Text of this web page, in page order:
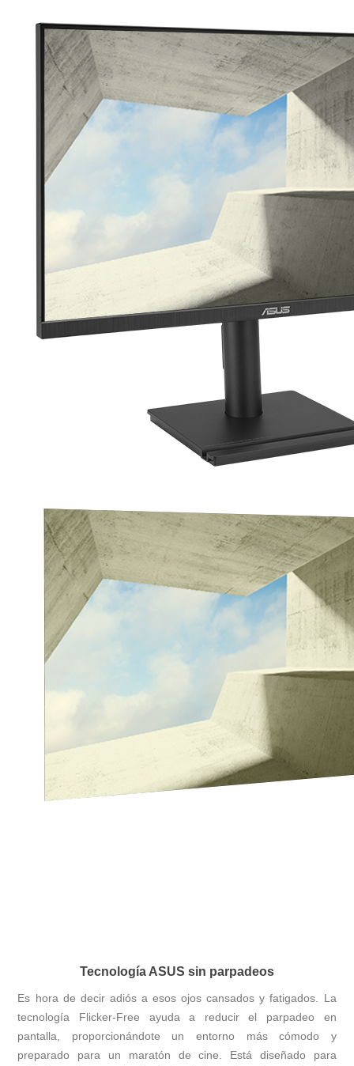
Tecnología ASUS sin parpadeos
Es hora de decir adiós a esos ojos cansados y fatigados. La
tecnología Flicker-Free ayuda a reducir el parpadeo en
pantalla, proporcionándote un entorno más cómodo y
preparado para un maratón de cine. Está diseñado para